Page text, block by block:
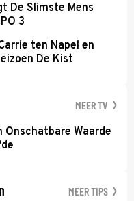
De Slimste Mens
3
ten Napel en
De Kist
MEER TV
Onschatbare Waarde
MEER TIPS